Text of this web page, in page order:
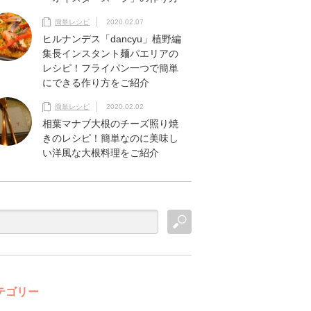
簡単レシピ 2020.02.07
ヒルナンデス「dancyu」植野編
集長インスタント麺パエリアの
レシピ！フライパン一つで簡単
にできる作り方をご紹介
簡単レシピ 2020.02.02
相葉マナブ大根のチーズ照り焼
きのレシピ！簡単なのに美味し
い洋風な大根料理をご紹介
ゴリー